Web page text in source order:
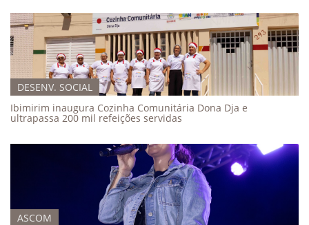
DESENV. SOCIAL
Ibimirim inaugura Cozinha Comunitária Dona Dja e
ultrapassa 200 mil refeições servidas
ASCOM